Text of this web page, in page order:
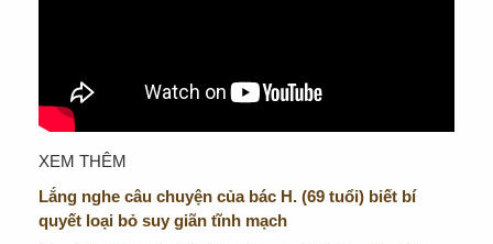
XEM THÊM
Lắng nghe câu chuyện của bác H. (69 tuổi) biết bí
quyết loại bỏ suy giãn tĩnh mạch